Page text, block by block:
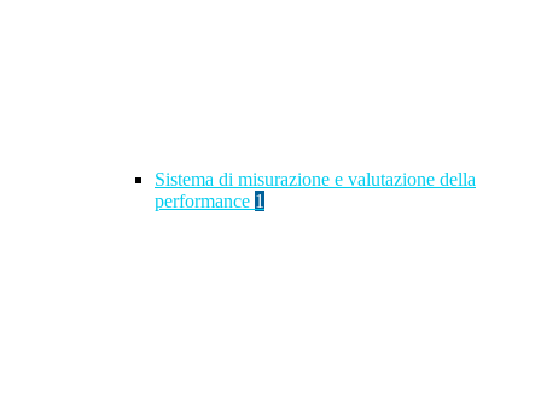
Sistema di misurazione e valutazione della
performance 1